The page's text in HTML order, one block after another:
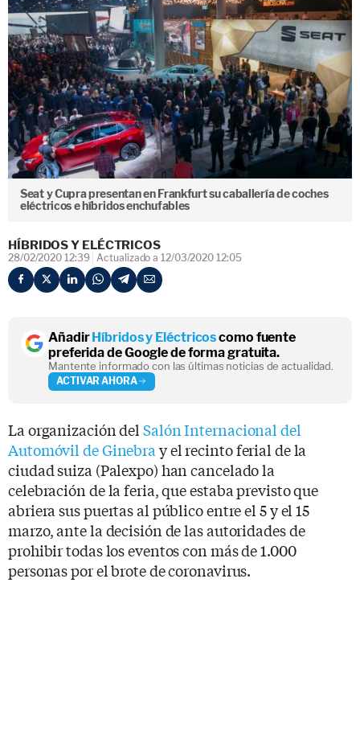
Seat y Cupra presentan en Frankfurt su caballería de coches
eléctricos e híbridos enchufables
HÍBRIDOS Y ELÉCTRICOS
28/02/2020 12:39 Actualizado a 12/03/2020 12:05
AñadirHíbridos y Eléctricoscomo fuente
preferida de Google de forma gratuita.
Mantente informado con las últimas noticias de actualidad.
ACTIVAR AHORA
La organización del Salón Internacional del
Automóvil de Ginebra y el recinto ferial de la
ciudad suiza (Palexpo) han cancelado la
celebración de la feria, que estaba previsto que
abriera sus puertas al público entre el 5 y el 15
marzo, ante la decisión de las autoridades de
prohibir todas los eventos con más de 1.000
personas por el brote de coronavirus.